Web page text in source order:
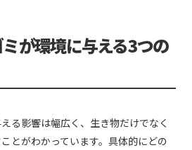
が環境に与える3つの
る影響は幅広く、生き物だけでなく
とがわかっています。具体的にどの